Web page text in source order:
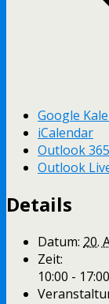
Google
iCalendar
Outlook 365
Outlook
Details
Datum: 20.
Zeit:
10:00 - 17:00